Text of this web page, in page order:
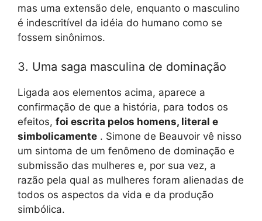
mas uma extensão dele, enquanto o masculino
é indescritível da idéia do humano como se
fossem sinônimos.
3. Uma saga masculina de dominação
Ligada aos elementos acima, aparece a
confirmação de que a história, para todos os
efeitos, foi escrita pelos homens, literal e
simbolicamente . Simone de Beauvoir vê nisso
um sintoma de um fenômeno de dominação e
submissão das mulheres e, por sua vez, a
razão pela qual as mulheres foram alienadas de
todos os aspectos da vida e da produção
simbólica.